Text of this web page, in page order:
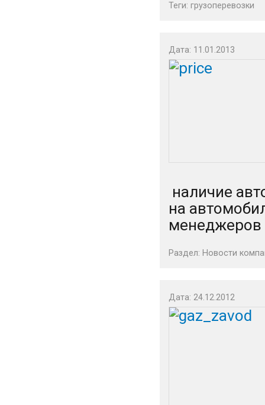
Теги: грузоперевозки
Дата: 11.01.2013
наличие
на
менеджеров
Раздел: Новости
Дата: 24.12.2012